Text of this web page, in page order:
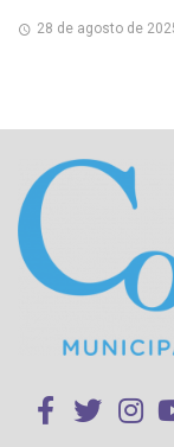
28 de agosto de